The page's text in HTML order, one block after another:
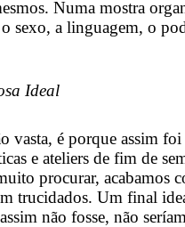
Numa mostra
sexo, a linguagem, o
Ideal
vasta, é porque assim
e ateliers de fim de
procurar, acabamos
trucidados. Um final
não fosse, não